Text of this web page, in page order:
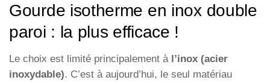
Gourde isotherme en inox double
paroi : la plus efficace !
Le choix est limité principalement à l’inox (acier
inoxydable). C’est à aujourd’hui, le seul matériau